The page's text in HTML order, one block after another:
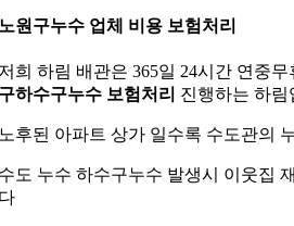
원구누수 업체 비용 보험처리
희 하림 배관은 365일 24시간 연중
하수구누수 보험처리 진행하는 하림
후된 아파트 상가 일수록 수도관의
도 누수 하수구누수 발생시 이웃집